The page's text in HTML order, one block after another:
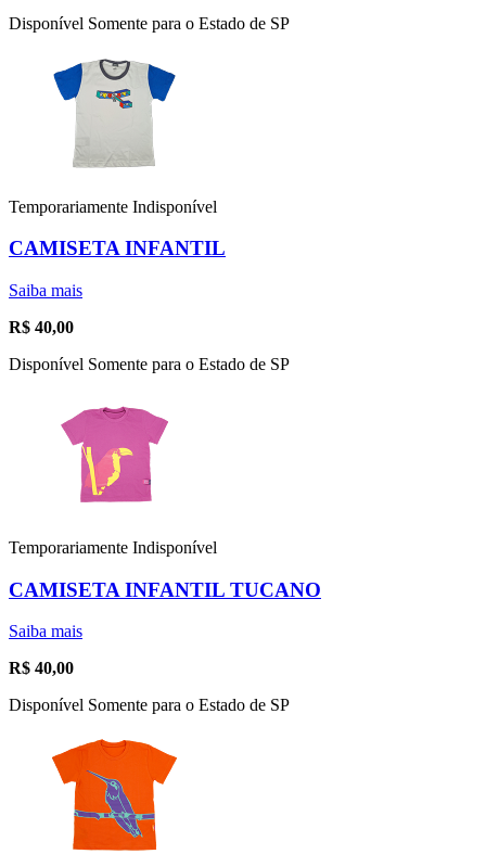
Disponível Somente para o Estado de SP
Temporariamente Indisponível
CAMISETA INFANTIL
Saiba mais
R$ 40,00
Disponível Somente para o Estado de SP
Temporariamente Indisponível
CAMISETA INFANTIL TUCANO
Saiba mais
R$ 40,00
Disponível Somente para o Estado de SP